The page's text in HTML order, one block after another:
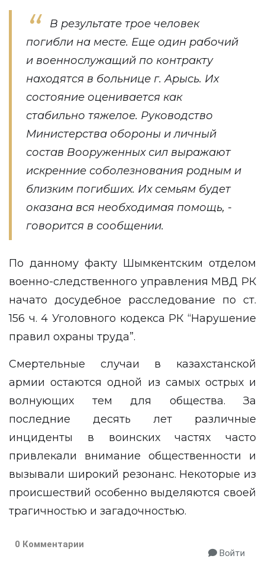
В результате трое человек
погибли на месте. Еще один рабочий
и военнослужащий по контракту
находятся в больнице г. Арысь. Их
состояние оценивается как
стабильно тяжелое. Руководство
Министерства обороны и личный
состав Вооруженных сил выражают
искренние соболезнования родным и
близким погибших. Их семьям будет
оказана вся необходимая помощь, -
говорится в сообщении.
По данному факту Шымкентским отделом
военно-следственного управления МВД РК
начато досудебное расследование по ст.
156 ч. 4 Уголовного кодекса РК “Нарушение
правил охраны труда”.
Смертельные случаи в казахстанской
армии остаются одной из самых острых и
волнующих тем для общества. За
последние десять лет различные
инциденты в воинских частях часто
привлекали внимание общественности и
вызывали широкий резонанс. Некоторые из
происшествий особенно выделяются своей
трагичностью и загадочностью.
0 Комментарии
Войти